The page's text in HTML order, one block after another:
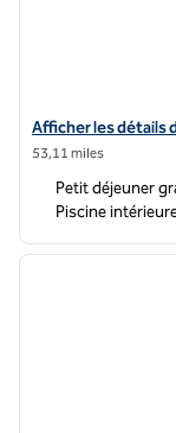
Afficher les détails
Afficher les détails
53,11 miles
Petit déjeuner
Piscine
1 sur 12